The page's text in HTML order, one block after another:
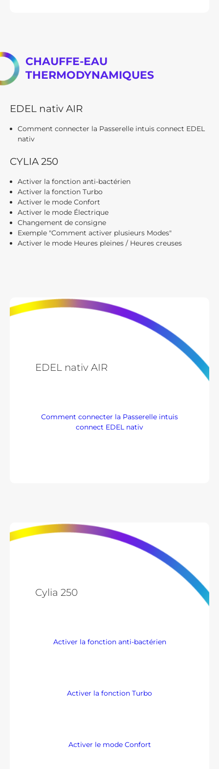
CHAUFFE-EAU
THERMODYNAMIQUES
EDEL nativ AIR
Comment connecter la Passerelle intuis connect EDEL
nativ
CYLIA 250
Activer la fonction anti-bactérien
Activer la fonction Turbo
Activer le mode Confort
Activer le mode Électrique
Changement de consigne
Exemple "Comment activer plusieurs Modes"
Activer le mode Heures pleines / Heures creuses
EDEL nativ AIR
Comment connecter la Passerelle intuis
connect EDEL nativ
Cylia 250
Activer la fonction anti-bactérien
Activer la fonction Turbo
Activer le mode Confort